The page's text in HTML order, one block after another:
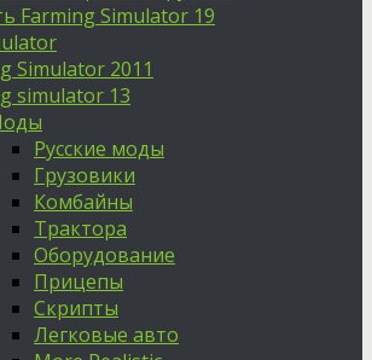
Farming Simulator 19
Simulator 2011
simulator 13
Русские моды
Грузовики
Комбайны
Трактора
Оборудование
Прицепы
Скрипты
Легковые авто